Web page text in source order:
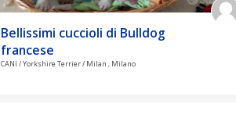
Bellissimi cuccioli di Bulldog
francese
CANI / Yorkshire Terrier / Milan , Milano